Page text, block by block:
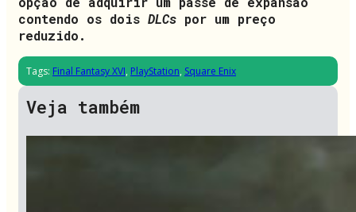
contendo os dois DLCs por um preço
reduzido.
Tags: Final Fantasy XVI, PlayStation, Square Enix
Veja também